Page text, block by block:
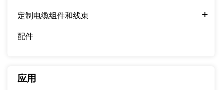
定制电缆组件和线束 +
配件
应用